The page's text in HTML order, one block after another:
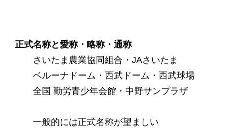
正式名称と愛称・略称・通称
さいたま農業協同組合・JAさいたま
ベルーナドーム・西武ドーム・西武球場
全国 勤労青少年会館・中野サンプラザ
一般的には正式名称が望ましい